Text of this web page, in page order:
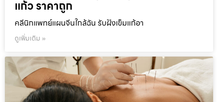
แก้ว ราคาถูก
คลีนิกแพทย์แผนจีนใกล้ฉัน รับฝังเข็มแก้อา
ดูเพิ่มเติม »